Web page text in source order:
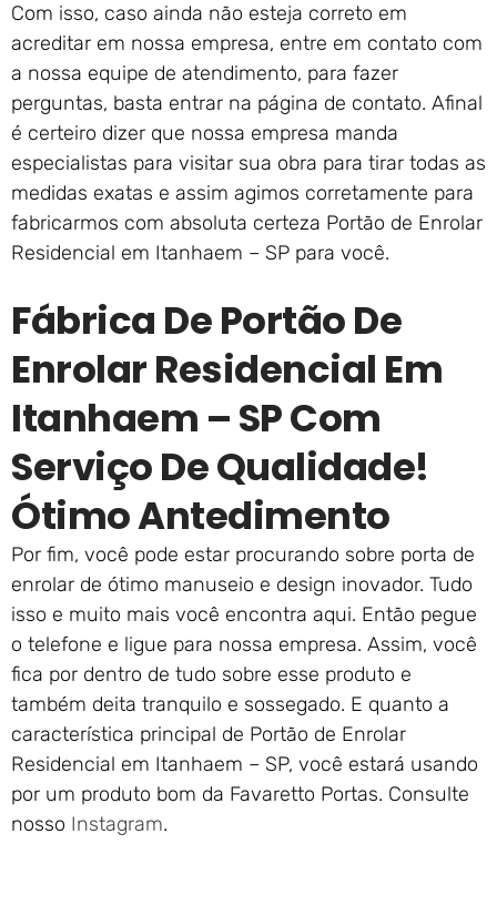
Com isso, caso ainda não esteja correto em
acreditar em nossa empresa, entre em contato com
a nossa equipe de atendimento, para fazer
perguntas, basta entrar na página de contato. Afinal
é certeiro dizer que nossa empresa manda
especialistas para visitar sua obra para tirar todas as
medidas exatas e assim agimos corretamente para
fabricarmos com absoluta certeza Portão de Enrolar
Residencial em Itanhaem – SP para você.
Fábrica De Portão De
Enrolar Residencial Em
Itanhaem – SP Com
Serviço De Qualidade!
Ótimo Antedimento
Por fim, você pode estar procurando sobre porta de
enrolar de ótimo manuseio e design inovador. Tudo
isso e muito mais você encontra aqui. Então pegue
o telefone e ligue para nossa empresa. Assim, você
fica por dentro de tudo sobre esse produto e
também deita tranquilo e sossegado. E quanto a
característica principal de Portão de Enrolar
Residencial em Itanhaem – SP, você estará usando
por um produto bom da Favaretto Portas. Consulte
nosso Instagram.